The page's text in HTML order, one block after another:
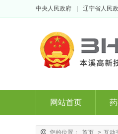
中央人民政府 辽宁省人民
网站首页
您的位置： 首页 > 互动